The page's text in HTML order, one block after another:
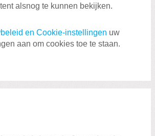
alsnog te kunnen bekijken.
en Cookie-instellingen uw
aan om cookies toe te staan.